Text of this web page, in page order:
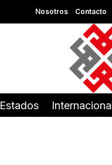
Nosotros Contacto
Estados